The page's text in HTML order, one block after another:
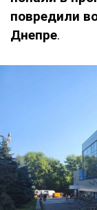
повредили
Днепре.